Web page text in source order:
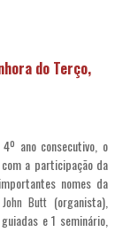
do Terço,
ano consecutivo, o
, com a participação da
nomes da
John Butt (organista),
e 1 seminário,